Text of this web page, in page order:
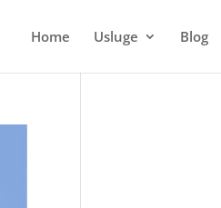
Home Usluge Blog